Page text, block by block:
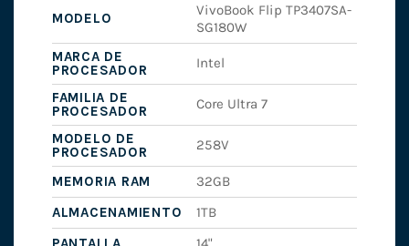
MODELO
VivoBook Flip TP3407SA-
SG180W
MARCA DE
PROCESADOR
Intel
FAMILIA DE
PROCESADOR
Core Ultra 7
MODELO DE
PROCESADOR
258V
MEMORIA RAM
32GB
ALMACENAMIENTO
1TB